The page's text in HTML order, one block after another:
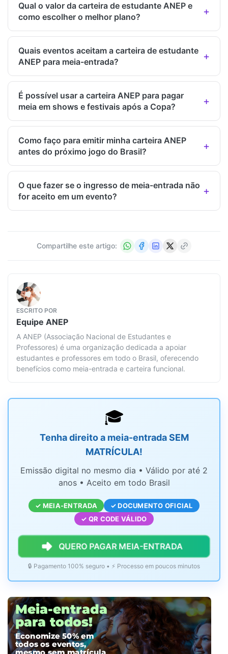
Qual o valor da carteira de estudante ANEP e
como escolher o melhor plano?
Quais eventos aceitam a carteira de estudante
ANEP para meia-entrada?
É possível usar a carteira ANEP para pagar
meia em shows e festivais após a Copa?
Como faço para emitir minha carteira ANEP
antes do próximo jogo do Brasil?
O que fazer se o ingresso de meia-entrada não
for aceito em um evento?
Compartilhe este artigo:
ESCRITO POR
Equipe ANEP
A ANEP (Associação Nacional de Estudantes e
Professores) é uma organização dedicada a apoiar
estudantes e professores em todo o Brasil, oferecendo
benefícios como meia-entrada e carteira funcional.
🎓
Tenha direito a meia-entrada SEM
MATRÍCULA!
Emissão digital no mesmo dia • Válido por até 2
anos • Aceito em todo Brasil
✓ MEIA-ENTRADA
✓ DOCUMENTO OFICIAL
✓ QR CODE VÁLIDO
QUERO PAGAR MEIA-ENTRADA
🔒 Pagamento 100% seguro • ⚡ Processo em poucos minutos